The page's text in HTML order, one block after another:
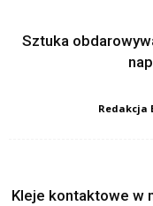
Sztuka
Redakcja
Kleje kontaktowe w